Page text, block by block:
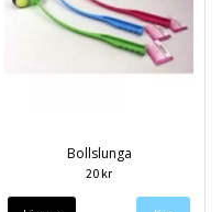
Bollslunga
20 kr